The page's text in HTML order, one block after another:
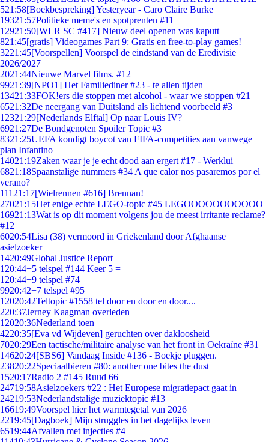
521:58[Boekbespreking] Yesteryear - Caro Claire Burke
19321:57Politieke meme's en spotprenten #11
12921:50[WLR SC #417] Nieuw deel openen was kaputt
821:45[gratis] Videogames Part 9: Gratis en free-to-play games!
3221:45[Voorspellen] Voorspel de eindstand van de Eredivisie
2026/2027
2021:44Nieuwe Marvel films. #12
9921:39[NPO1] Het Familiediner #23 - te allen tijden
13421:33FOK!ers die stoppen met alcohol - waar we stoppen #21
6521:32De neergang van Duitsland als lichtend voorbeeld #3
12321:29[Nederlands Elftal] Op naar Louis IV?
6921:27De Bondgenoten Spoiler Topic #3
8321:25UEFA kondigt boycot van FIFA-competities aan vanwege
plan Infantino
14021:19Zaken waar je je echt dood aan ergert #17 - Werklui
6821:18Spaanstalige nummers #34 A que calor nos pasaremos por el
verano?
111 21:17[Wielrennen #616] Brennan!
27021:15Het enige echte LEGO-topic #45 LEGOOOOOOOOOOO
16921:13Wat is op dit moment volgens jou de meest irritante reclame?
#12
6020:54Lisa (38) vermoord in Griekenland door Afghaanse
asielzoeker
1420:49Global Justice Report
1 20:44+5 telspel #144 Keer 5 =
1 20:44+9 telspel #74
9920:42+7 telspel #95
12020:42Teltopic #1558 tel door en door en door....
220:37Jerney Kaagman overleden
12020:36Nederland toen
4220:35[Eva vd Wijdeven] geruchten over dakloosheid
7020:29Een tactische/militaire analyse van het front in Oekraïne #31
14620:24[SBS6] Vandaag Inside #136 - Boekje pluggen.
23820:22Speciaalbieren #80: another one bites the dust
1520:17Radio 2 #145 Ruud 66
24719:58Asielzoekers #22 : Het Europese migratiepact gaat in
24219:53Nederlandstalige muziektopic #13
16619:49Voorspel hier het warmtegetal van 2026
2219:45[Dagboek] Mijn struggles in het dagelijks leven
6519:44Afvallen met injecties #4